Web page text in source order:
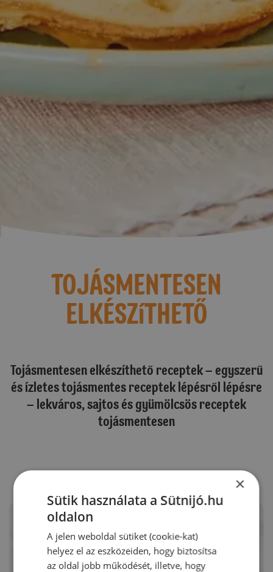
TOJÁSMENTESEN
ELKÉSZíTHETŐ
Tojásmentesen elkészíthető receptek – egyszerű
és ízletes tojásmentes receptek lépésről lépésre
– lekváros, sajtos és gyümölcsös receptek
tojásmentesen
×
Sütik használata a Sütnijó.hu
oldalon
A jelen weboldal sütiket (cookie-kat)
helyez el az eszközeiden, hogy biztosítsa
az oldal jobb működését, illetve, hogy